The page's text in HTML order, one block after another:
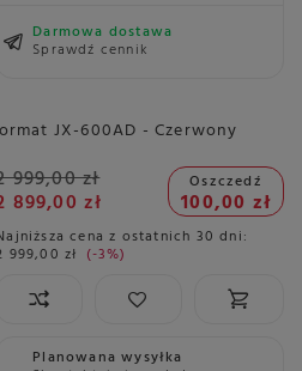
Darmowa dostawa
Sprawdź cennik
JX-600AD - Czerwony
999,00 zł
899,00 zł
Oszczedź
100,00 zł
cena z ostatnich 30 dni:
999,00 zł -3%
Planowana wysyłka